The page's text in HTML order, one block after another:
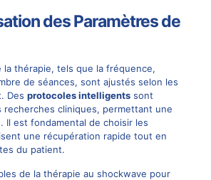
des Paramètres de
la thérapie, tels que la fréquence,
de séances, sont ajustés selon les
Des protocoles intelligentssont
recherches cliniques, permettant une
Il est fondamental de choisir les
une récupération rapide tout en
du patient.
de la thérapie au shockwave pour